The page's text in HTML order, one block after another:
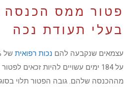
פטור ממס הכנסה
בעלי תעודת נכה
עצמאים שנקבעה להם נכות רפואית
על 184 ימים עשויים להיות זכאים
מההכנסה שלהם. גובה הפטור תלוי